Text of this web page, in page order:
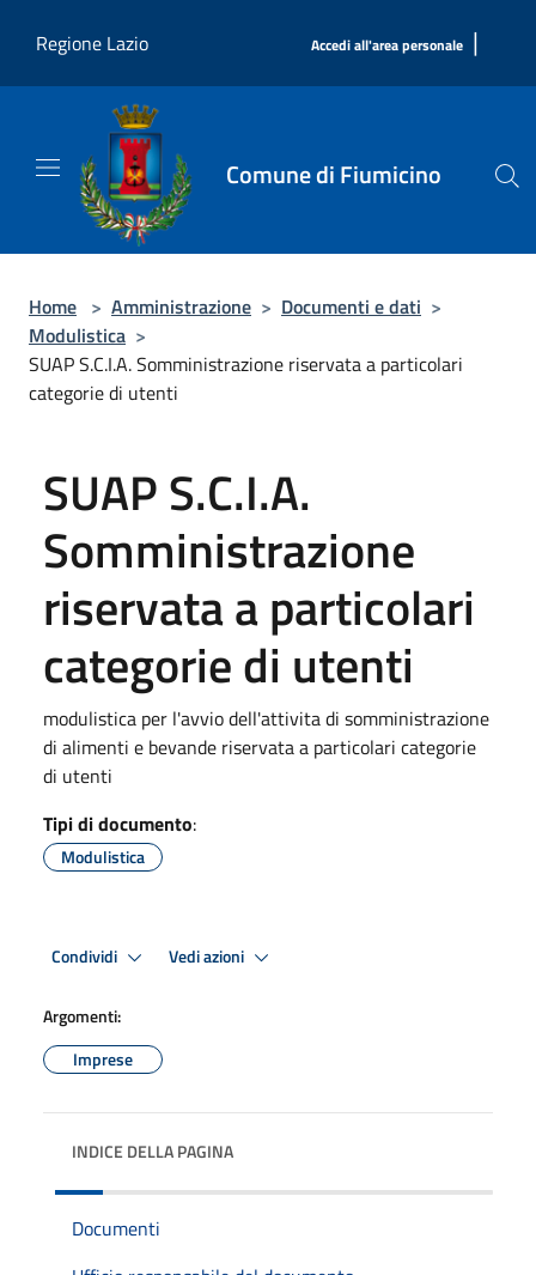
Regione Lazio
Accedi all'area personale |
Comune di Fiumicino
Home > Amministrazione > Documenti e dati >
Modulistica >
SUAP S.C.I.A. Somministrazione riservata a particolari
categorie di utenti
SUAP S.C.I.A.
Somministrazione
riservata a particolari
categorie di utenti
modulistica per l'avvio dell'attivita di somministrazione
di alimenti e bevande riservata a particolari categorie
di utenti
Tipi di documento:
Modulistica
Condividi Vedi azioni
Argomenti:
Imprese
INDICE DELLA PAGINA
Documenti